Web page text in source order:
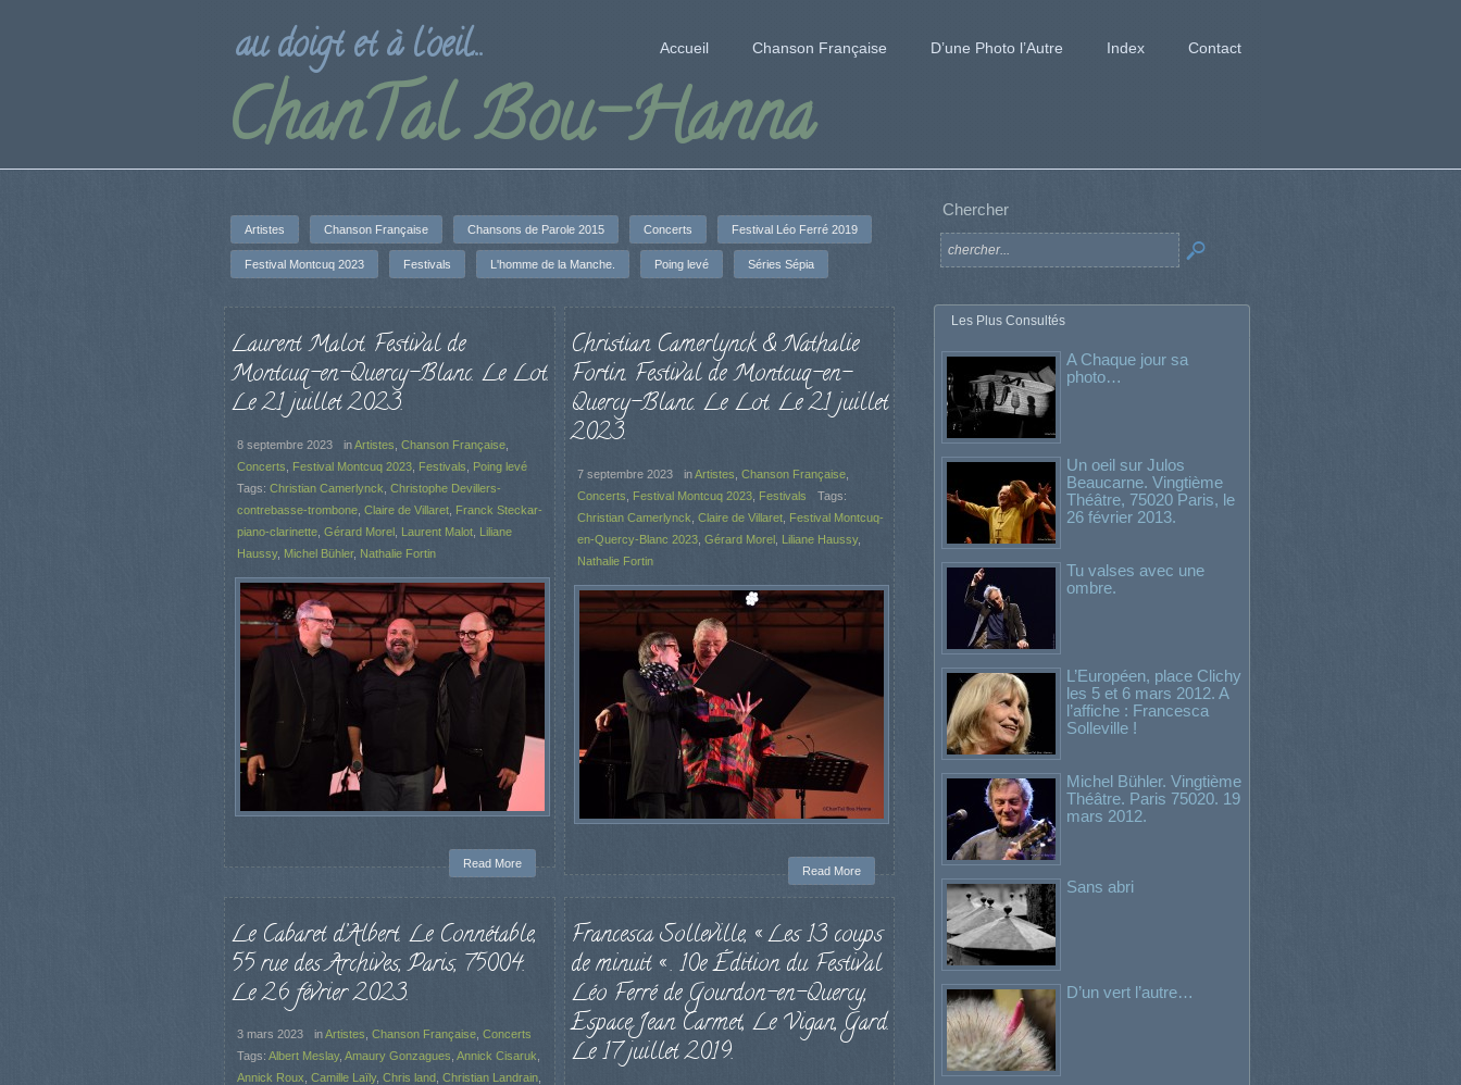
ChanTal Bou-Hanna
au doigt et à l'oeil... Accueil Chanson Française D’une Photo l’Autre Index Contact
Artistes Chanson Française Chansons de Parole 2015 Concerts Festival Léo Ferré 2019
Festival Montcuq 2023 Festivals L'homme de la Manche. Poing levé Séries Sépia
Laurent Malot. Festival de
Montcuq-en-Quercy-Blanc. Le Lot.
Le 21 juillet 2023.
8 septembre 2023 inArtistes Chanson Française
Concerts
Festival Montcuq 2023 Festivals
Poing levé
Tags: Christian Camerlynck Christophe Devillers-
contrebasse-trombone Claire de Villaret Franck Steckar-
piano-clarinette Gérard Morel Laurent Malot Liliane
Haussy, Michel Bühler, Nathalie Fortin
Read More
Christian Camerlynck & Nathalie
Fortin. Festival de Montcuq-en-
Quercy-Blanc. Le Lot. Le 21 juillet
2023.
7 septembre 2023 inArtistes Chanson Française,
Concerts
Festival Montcuq 2023, Festivals
Tags:
Christian Camerlynck Claire de Villaret, Festival Montcuq-
en-Quercy-Blanc 2023, Gérard Morel, Liliane Haussy,
Nathalie Fortin
Read More
Le Cabaret d’Albert. Le Connétable,
55 rue des Archives, Paris, 75004.
Le 26 février 2023.
3 mars 2023 inArtistes Chanson Française Concerts
Tags: Albert Meslay, Amaury Gonzagues Annick Cisaruk
Annick Roux Camille Laïly, Chris land Christian Landrain
Francesca Solleville, « Les 13 coups
de minuit « . 10e Édition du Festival
Léo Ferré de Gourdon-en-Quercy,
Espace Jean Carmet, Le Vigan, Gard.
Le 17 juillet 2019.
Chercher
Les Plus Consultés
A Chaque jour sa
photo…
Un oeil sur Julos
Beaucarne. Vingtième
Théâtre, 75020 Paris, le
26 février 2013.
Tu valses avec une
ombre.
L’Européen, place Clichy
les 5 et 6 mars 2012. A
l’affiche : Francesca
Solleville !
Michel Bühler. Vingtième
Théâtre. Paris 75020. 19
mars 2012.
Sans abri
D’un vert l’autre…